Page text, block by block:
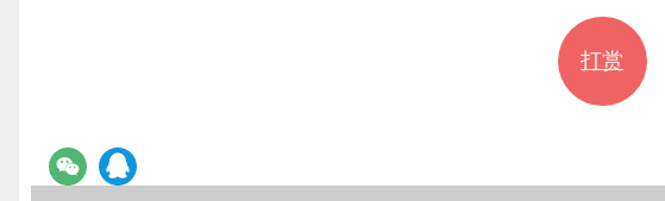
打赏